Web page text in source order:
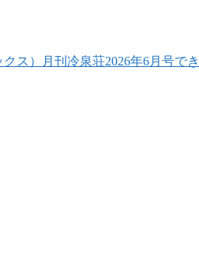
クス）月刊冷泉荘2026年6月号でき